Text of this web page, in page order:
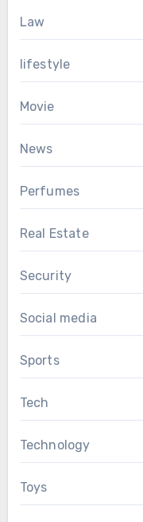
Law
lifestyle
Movie
News
Perfumes
Real Estate
Security
Social media
Sports
Tech
Technology
Toys